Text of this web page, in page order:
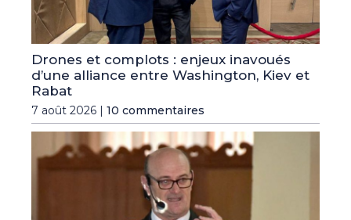
Drones et complots : enjeux inavoués
d’une alliance entre Washington, Kiev et
Rabat
7 août 2026 | 10 commentaires